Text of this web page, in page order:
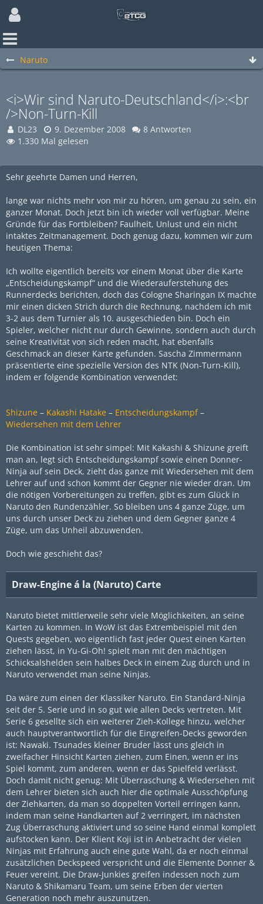
Naruto
<i>Wir sind Naruto-Deutschland</i>:<br
/>Non-Turn-Kill
DL23 9. Dezember 2008
8 Antworten
1.330 Mal gelesen
Sehr geehrte Damen und Herren,
lange war nichts mehr von mir zu hören, um genau zu sein, ein
ganzer Monat. Doch jetzt bin ich wieder voll verfügbar. Meine
Gründe für das Fortbleiben? Faulheit, Unlust und ein nicht
intaktes Zeitmanagement. Doch genug dazu, kommen wir zum
heutigen Thema:
Ich wollte eigentlich bereits vor einem Monat über die Karte
„Entscheidungskampf“ und die Wiederauferstehung des
Runnerdecks berichten, doch das Cologne Sharingan IX machte
mir einen dicken Strich durch die Rechnung, nachdem ich mit
3-2 aus dem Turnier als 10. ausgeschieden bin. Doch ein
Spieler, welcher nicht nur durch Gewinne, sondern auch durch
seine Kreativität von sich reden macht, hat ebenfalls
Geschmack an dieser Karte gefunden. Sascha Zimmermann
präsentierte eine spezielle Version des NTK (Non-Turn-Kill),
indem er folgende Kombination verwendet:
Shizune – Kakashi Hatake – Entscheidungskampf–
Wiedersehen mit dem Lehrer
Die Kombination ist sehr simpel: Mit Kakashi & Shizune greift
man an, legt sich Entscheidungskampf sowie einen Donner-
Ninja auf sein Deck, zieht das ganze mit Wiedersehen mit dem
Lehrer auf und schon kommt der Gegner nie wieder dran. Um
die nötigen Vorbereitungen zu treffen, gibt es zum Glück in
Naruto den Rundenzähler. So bleiben uns 4 ganze Züge, um
uns durch unser Deck zu ziehen und dem Gegner ganze 4
Züge, um das Unheil abzuwenden.
Doch wie geschieht das?
Draw-Engine á la (Naruto) Carte
Naruto bietet mittlerweile sehr viele Möglichkeiten, an seine
Karten zu kommen. In WoW ist das Extrembeispiel mit den
Quests gegeben, wo eigentlich fast jeder Quest einen Karten
ziehen lässt, in Yu-Gi-Oh! spielt man mit den mächtigen
Schicksalshelden sein halbes Deck in einem Zug durch und in
Naruto verwendet man seine Ninjas.
Da wäre zum einen der Klassiker Naruto. Ein Standard-Ninja
seit der 5. Serie und in so gut wie allen Decks vertreten. Mit
Serie 6 gesellte sich ein weiterer Zieh-Kollege hinzu, welcher
auch hauptverantwortlich für die Eingreifen-Decks geworden
ist: Nawaki. Tsunades kleiner Bruder lässt uns gleich in
zweifacher Hinsicht Karten ziehen, zum Einen, wenn er ins
Spiel kommt, zum anderen, wenn er das Spielfeld verlässt.
Doch damit nicht genug: Mit Überraschung & Wiedersehen mit
dem Lehrer bieten sich auch hier die optimale Ausschöpfung
der Ziehkarten, da man so doppelten Vorteil erringen kann,
indem man seine Handkarten auf 2 verringert, im nächsten
Zug Überraschung aktiviert und so seine Hand einmal komplett
aufstocken kann. Der Klient Koji ist in Anbetracht der vielen
Ninjas mit Erfahrung auch eine gute Wahl, da er noch einmal
zusätzlichen Deckspeed verspricht und die Elemente Donner &
Feuer vereint. Die Draw-Junkies greifen indessen noch zum
Naruto & Shikamaru Team, um seine Erben der vierten
Generation noch mehr auszunutzen.